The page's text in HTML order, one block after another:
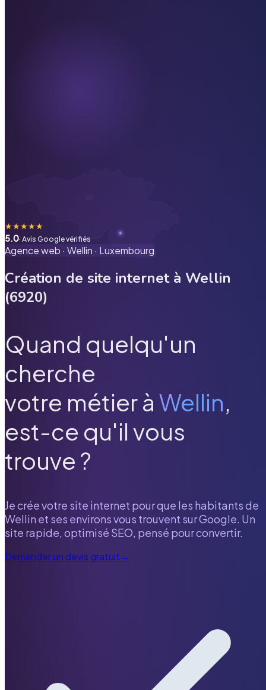
★★★★★
5.0· Avis Google vérifiés
Agence web · Wellin · Luxembourg
Création de site internet à Wellin
(6920)
Quand quelqu'un
cherche
votre métier à Wellin,
est-ce qu'il vous
trouve ?
Je crée votre site internet pour que les habitants de
Wellin et ses environs vous trouvent sur Google. Un
site rapide, optimisé SEO, pensé pour convertir.
Demander un devis gratuit→